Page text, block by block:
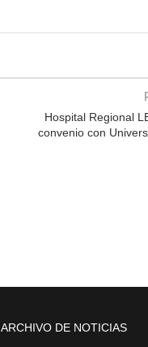
Hospital Regional
convenio con
ARCHIVO DE NOTICIAS